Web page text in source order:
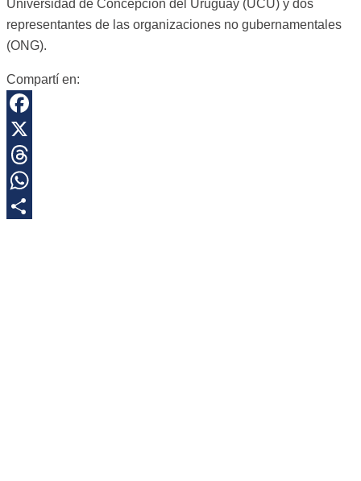
Universidad de Concepción del Uruguay (UCU) y dos
representantes de las organizaciones no gubernamentales
(ONG).
Compartí en:
Facebook
X
Threads
WhatsApp